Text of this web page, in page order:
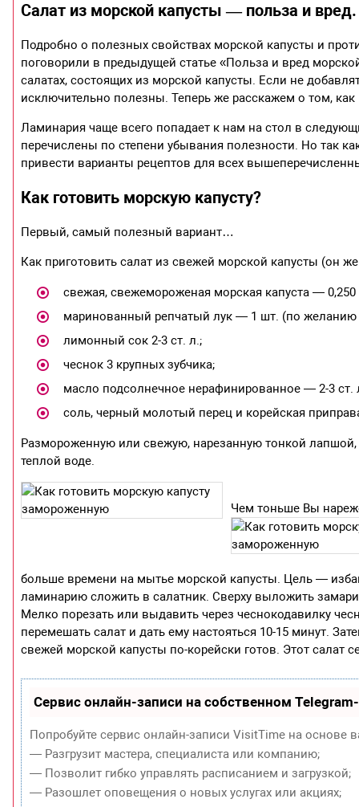
Салат из морской капусты — польза и вред.
Подробно о полезных свойствах морской капусты и
поговорили в предыдущей статье «Польза и вред
салатах, состоящих из морской капусты. Если не
исключительно полезны. Теперь же расскажем о том,
Ламинария чаще всего попадает к нам на стол в
перечислены по степени убывания полезности. Но так
привести варианты рецептов для всех
Как готовить морскую капусту?
Первый, самый полезный вариант…
Как приготовить салат из свежей морской капусты (он
свежая, свежемороженая морская капуста — 0,250
маринованный репчатый лук — 1 шт. (по
лимонный сок 2-3 ст. л.;
чеснок 3 крупных зубчика;
масло подсолнечное нерафинированное — 2-3 ст.
соль, черный молотый перец и корейская
Размороженную или свежую, нарезанную тонкой
теплой воде.
Чем тоньше Вы
больше времени на мытье морской капусты. Цель —
ламинарию сложить в салатник. Сверху выложить
Мелко порезать или выдавить через чеснокодавилку
перемешать салат и дать ему настояться 10-15 минут.
свежей морской капусты по-корейски готов. Этот салат
Сервис онлайн-записи на собственном
Попробуйте сервис онлайн-записи VisitTime на основе
— Разгрузит мастера, специалиста или компанию;
— Позволит гибко управлять расписанием и загрузкой;
— Разошлет оповещения о новых услугах или акциях;